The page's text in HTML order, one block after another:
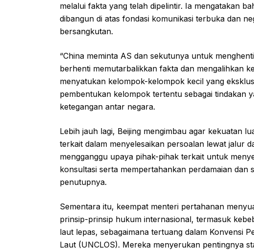
melalui fakta yang telah dipelintir. Ia mengatakan
dibangun di atas fondasi komunikasi terbuka dan
bersangkutan.
“China meminta AS dan sekutunya untuk
berhenti memutarbalikkan fakta dan mengalihkan
menyatukan kelompok-kelompok kecil yang
pembentukan kelompok tertentu sebagai tindakan
ketegangan antar negara.
Lebih jauh lagi, Beijing mengimbau agar kekuatan
terkait dalam menyelesaikan persoalan lewat jalur
mengganggu upaya pihak-pihak terkait untuk
konsultasi serta mempertahankan perdamaian dan
penutupnya.
Sementara itu, keempat menteri pertahanan
prinsip-prinsip hukum internasional, termasuk
laut lepas, sebagaimana tertuang dalam Konvensi
Laut (UNCLOS). Mereka menyerukan pentingnya